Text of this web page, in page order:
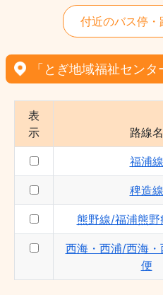
付近のバス停・
「とぎ地域福祉セン
表
示
路線名
福浦線
稗造線
熊野線/福浦熊野
西海・西浦/西海
便